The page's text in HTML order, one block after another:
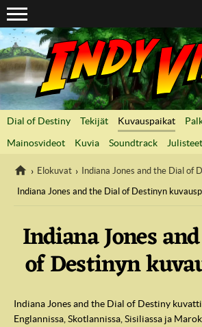
Suoraan sisältöön
Dial of Destiny Tekijät Kuvauspaikat
Mainosvideot
Kuvia Soundtrack Julisteet
Elokuvat
Indiana Jones and the Dial of
Indiana Jones and the Dial of Destinyn
Indiana Jones
of Destinyn
Indiana Jones and the Dial of Destiny
Englannissa, Skotlannissa, Sisiliassa ja